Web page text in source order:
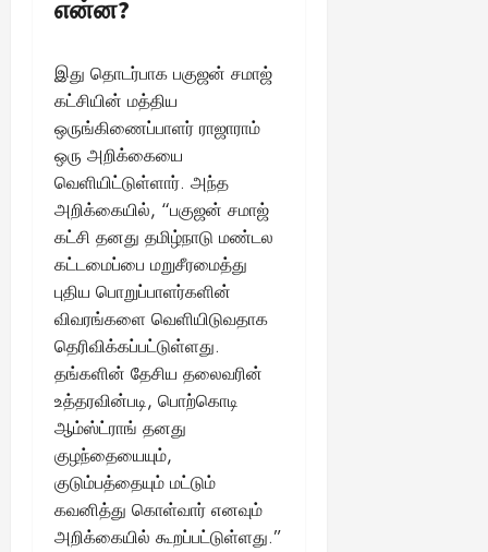
என்ன?
இது தொடர்பாக பகுஜன் சமாஜ்
கட்சியின் மத்திய
ஒருங்கிணைப்பாளர் ராஜாராம்
ஒரு அறிக்கையை
வெளியிட்டுள்ளார். அந்த
அறிக்கையில், “பகுஜன் சமாஜ்
கட்சி தனது தமிழ்நாடு மண்டல
கட்டமைப்பை மறுசீரமைத்து
புதிய பொறுப்பாளர்களின்
விவரங்களை வெளியிடுவதாக
தெரிவிக்கப்பட்டுள்ளது.
தங்களின் தேசிய தலைவரின்
உத்தரவின்படி, பொற்கொடி
ஆம்ஸ்ட்ராங் தனது
குழந்தையையும்,
குடும்பத்தையும் மட்டும்
கவனித்து கொள்வார் எனவும்
அறிக்கையில் கூறப்பட்டுள்ளது.”